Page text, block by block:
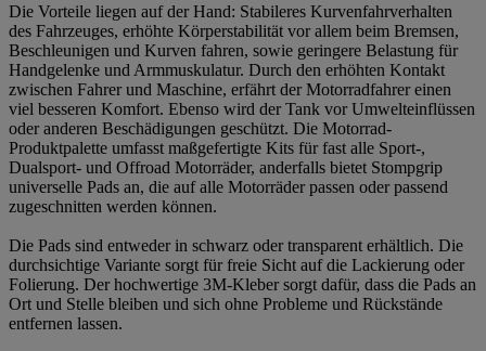
Die Vorteile liegen auf der Hand: Stabileres Kurvenfahrverhalten
des Fahrzeuges, erhöhte Körperstabilität vor allem beim Bremsen,
Beschleunigen und Kurven fahren, sowie geringere Belastung für
Handgelenke und Armmuskulatur. Durch den erhöhten Kontakt
zwischen Fahrer und Maschine, erfährt der Motorradfahrer einen
viel besseren Komfort. Ebenso wird der Tank vor Umwelteinflüssen
oder anderen Beschädigungen geschützt. Die Motorrad-
Produktpalette umfasst maßgefertigte Kits für fast alle Sport-,
Dualsport- und Offroad Motorräder, anderfalls bietet Stompgrip
universelle Pads an, die auf alle Motorräder passen oder passend
zugeschnitten werden können.
Die Pads sind entweder in schwarz oder transparent erhältlich. Die
durchsichtige Variante sorgt für freie Sicht auf die Lackierung oder
Folierung. Der hochwertige 3M-Kleber sorgt dafür, dass die Pads an
Ort und Stelle bleiben und sich ohne Probleme und Rückstände
entfernen lassen.